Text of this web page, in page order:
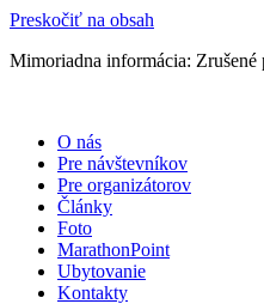
Preskočiť na obsah
Mimoriadna informácia:
O nás
Pre návštevníkov
Pre organizátorov
Články
Foto
MarathonPoint
Ubytovanie
Kontakty